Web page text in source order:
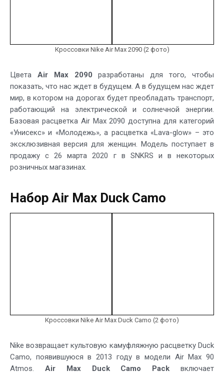
Кроссовки Nike Air Max 2090 (2 фото)
Цвета Air Max 2090 разработаны для того, чтобы
показать, что нас ждет в будущем. А в будущем нас ждет
мир, в котором на дорогах будет преобладать транспорт,
работающий на электрической и солнечной энергии.
Базовая расцветка Air Max 2090 доступна для категорий
«Унисекс» и «Молодежь», а расцветка «Lava-glow» – это
эксклюзивная версия для женщин. Модель поступает в
продажу с 26 марта 2020 г в SNKRS и в некоторых
розничных магазинах.
Набор Air Max Duck Camo
Кроссовки Nike Air Max Duck Camo (2 фото)
Nike возвращает культовую камуфляжную расцветку Duck
Camo, появившуюся в 2013 году в модели Air Max 90
Atmos. Air Max Duck Camo Pack включает